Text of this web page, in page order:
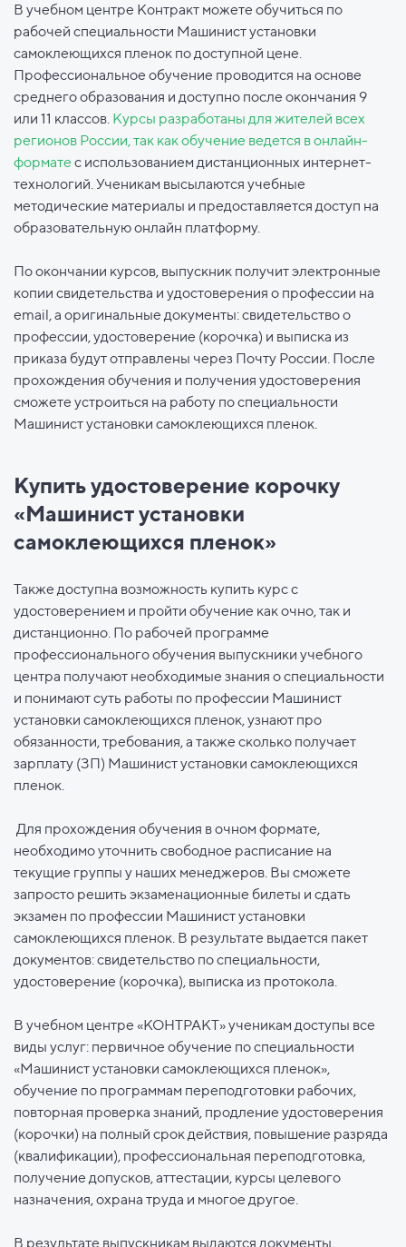
В учебном центре Контракт можете обучиться по
рабочей специальности Машинист установки
самоклеющихся пленок по доступной цене.
Профессиональное обучение проводится на основе
среднего образования и доступно после окончания 9
или 11 классов. Курсы разработаны для жителей всех
регионов России, так как обучение ведется в онлайн-
формате с использованием дистанционных интернет-
технологий. Ученикам высылаются учебные
методические материалы и предоставляется доступ на
образовательную онлайн платформу.
По окончании курсов, выпускник получит электронные
копии свидетельства и удостоверения о профессии на
email, а оригинальные документы: свидетельство о
профессии, удостоверение (корочка) и выписка из
приказа будут отправлены через Почту России. После
прохождения обучения и получения удостоверения
сможете устроиться на работу по специальности
Машинист установки самоклеющихся пленок.
Купить удостоверение корочку
«Машинист установки
самоклеющихся пленок»
Также доступна возможность купить курс с
удостоверением и пройти обучение как очно, так и
дистанционно. По рабочей программе
профессионального обучения выпускники учебного
центра получают необходимые знания о специальности
и понимают суть работы по профессии Машинист
установки самоклеющихся пленок, узнают про
обязанности, требования, а также сколько получает
зарплату (ЗП) Машинист установки самоклеющихся
пленок.
Для прохождения обучения в очном формате,
необходимо уточнить свободное расписание на
текущие группы у наших менеджеров. Вы сможете
запросто решить экзаменационные билеты и сдать
экзамен по профессии Машинист установки
самоклеющихся пленок. В результате выдается пакет
документов: свидетельство по специальности,
удостоверение (корочка), выписка из протокола.
В учебном центре «КОНТРАКТ» ученикам доступы все
виды услуг: первичное обучение по специальности
«Машинист установки самоклеющихся пленок»,
обучение по программам переподготовки рабочих,
повторная проверка знаний, продление удостоверения
(корочки) на полный срок действия, повышение разряда
(квалификации), профессиональная переподготовка,
получение допусков, аттестации, курсы целевого
назначения, охрана труда и многое другое.
В результате выпускникам выдаются документы,